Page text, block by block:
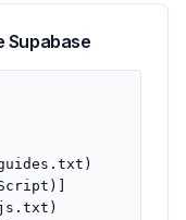
Supabase
js.txt)